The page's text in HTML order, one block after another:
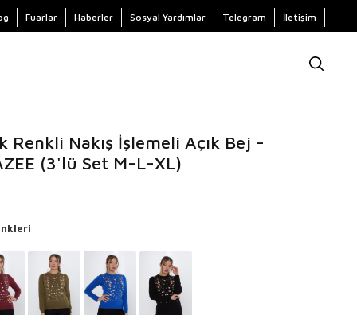
Fuarlar Haberler Sosyal Yardımlar Telegram İletişim
Renkli Nakış İşlemeli Açık Bej -
(3'lü Set M-L-XL)